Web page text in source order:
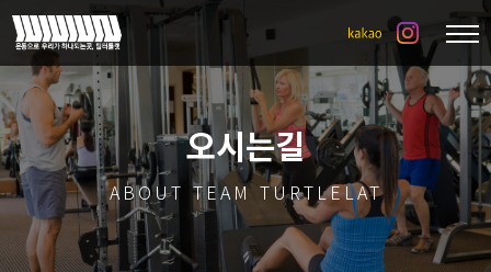
오시는길
ABOUT TEAM TURTLELAT